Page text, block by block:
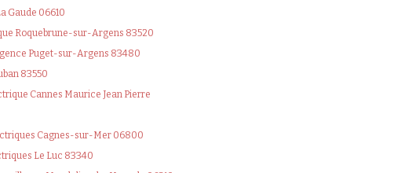
Gaude 06610
Roquebrune-sur-Argens 83520
Puget-sur-Argens 83480
83550
Cannes Maurice Jean Pierre
Cagnes-sur-Mer 06800
Le Luc 83340